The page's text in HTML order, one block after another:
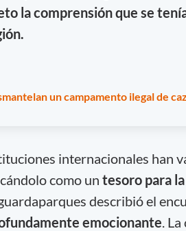
la comprensión que se
un campamento ilegal de
internacionales han
como un tesoro para
describió el
emocionante.